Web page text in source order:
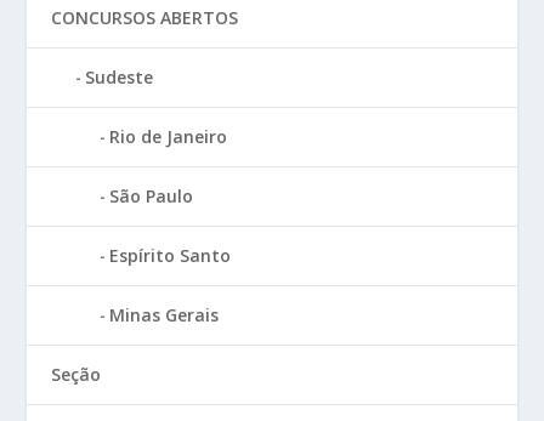
CONCURSOS ABERTOS
Sudeste
Rio de Janeiro
São Paulo
Espírito Santo
Minas Gerais
Seção